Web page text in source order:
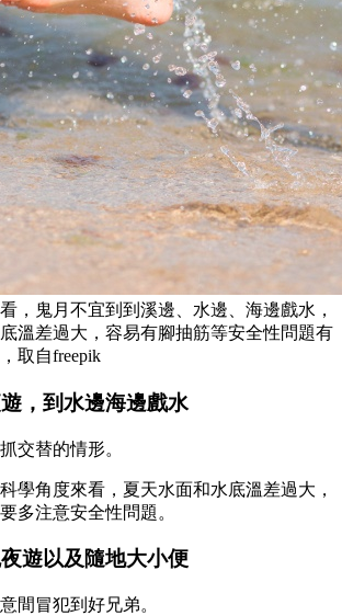
，鬼月不宜到到溪邊、水邊、海邊戲水，
溫差過大，容易有腳抽筋等安全性問題有
取自freepik
，到水邊海邊戲水
交替的情形。
學角度來看，夏天水面和水底溫差過大，
多注意安全性問題。
遊以及隨地大小便
間冒犯到好兄弟。